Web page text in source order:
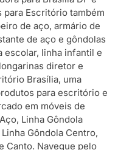
para Escritório também
de aço, armário de
de aço e gôndolas
escolar, linha infantil e
diretor e
Brasília, uma
para escritório e
em móveis de
Linha Gôndola
Gôndola Centro,
Canto. Navegue pelo